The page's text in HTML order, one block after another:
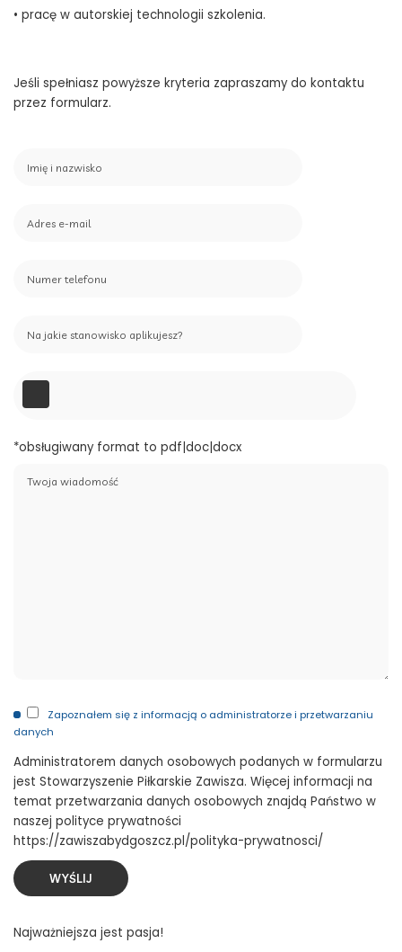
• pracę w autorskiej technologii szkolenia.
Jeśli spełniasz powyższe kryteria zapraszamy do kontaktu
przez formularz.
*obsługiwany format to pdf|doc|docx
Zapoznałem się z informacją o administratorze i przetwarzaniu
danych
Administratorem danych osobowych podanych w formularzu
jest Stowarzyszenie Piłkarskie Zawisza. Więcej informacji na
temat przetwarzania danych osobowych znajdą Państwo w
naszej polityce prywatności
https://zawiszabydgoszcz.pl/polityka-prywatnosci/
Najważniejsza jest pasja!